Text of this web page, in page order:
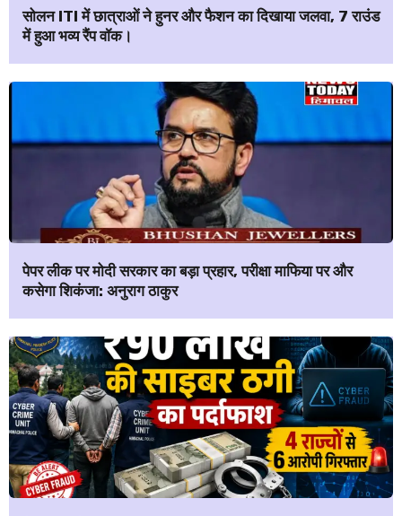
सोलन ITI में छात्राओं ने हुनर और फैशन का दिखाया जलवा, 7 राउंड
में हुआ भव्य रैंप वॉक।
पेपर लीक पर मोदी सरकार का बड़ा प्रहार, परीक्षा माफिया पर और
कसेगा शिकंजा: अनुराग ठाकुर